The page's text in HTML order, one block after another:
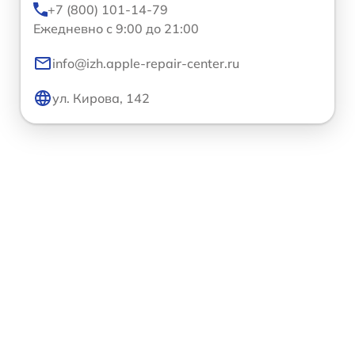
+7 (800) 101-14-79
Ежедневно с 9:00 до 21:00
info@izh.apple-repair-center.ru
ул. Кирова, 142